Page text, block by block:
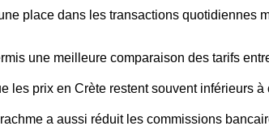
place dans les transactions quotidiennes
une meilleure comparaison des tarifs
les prix en Crète restent souvent inférieurs
a aussi réduit les commissions